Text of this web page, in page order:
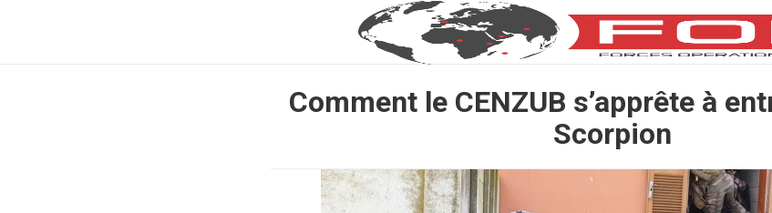
Comment le CENZUB s’apprête à
Scorpion